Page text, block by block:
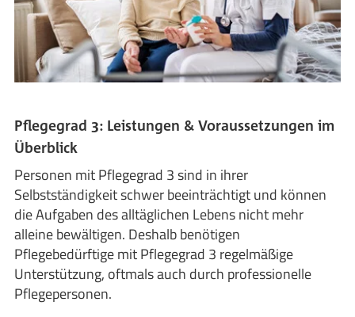
Pflegegrad 3: Leistungen & Voraussetzungen im
Überblick
Personen mit Pflegegrad 3 sind in ihrer
Selbstständigkeit schwer beeinträchtigt und können
die Aufgaben des alltäglichen Lebens nicht mehr
alleine bewältigen. Deshalb benötigen
Pflegebedürftige mit Pflegegrad 3 regelmäßige
Unterstützung, oftmals auch durch professionelle
Pflegepersonen.